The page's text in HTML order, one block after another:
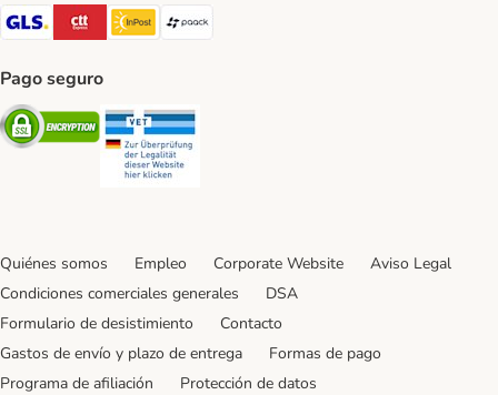
GLS Shipping Method
CTTExpress Shipping Method
InPost Shipping Method
paack Shipping Method
Pago seguro
Security
Quiénes somos Empleo Corporate Website
Aviso Legal
Condiciones comerciales generales
DSA
Formulario de desistimiento
Contacto
Gastos de envío y plazo de entrega
Formas de pago
Programa de afiliación
Protección de datos